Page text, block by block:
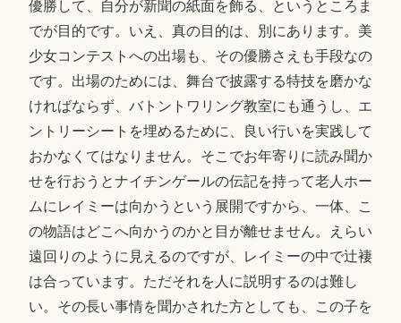
優勝して、自分が新聞の紙面を飾る、というところま
でが目的です。いえ、真の目的は、別にあります。美
少女コンテストへの出場も、その優勝さえも手段なの
です。出場のためには、舞台で披露する特技を磨かな
ければならず、バトントワリング教室にも通うし、エ
ントリーシートを埋めるために、良い行いを実践して
おかなくてはなりません。そこでお年寄りに読み聞か
せを行おうとナイチンゲールの伝記を持って老人ホー
ムにレイミーは向かうという展開ですから、一体、こ
の物語はどこへ向かうのかと目が離せません。えらい
遠回りのように見えるのですが、レイミーの中で辻褄
は合っています。ただそれを人に説明するのは難し
い。その長い事情を聞かされた方としても、この子を